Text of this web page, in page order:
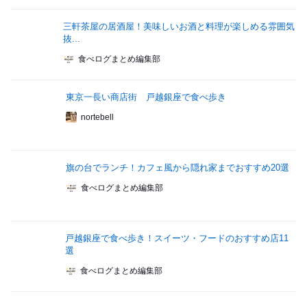
三軒茶屋の居酒屋！美味しいお酒と料理が楽しめる雰囲気
抜...
食べログまとめ編集部
東京一長い商店街 戸越銀座で食べ歩き
nortebell
旗の台でランチ！カフェ風から隠れ家までおすすめ20選
食べログまとめ編集部
戸越銀座で食べ歩き！スイーツ・フードのおすすめ店11
選
食べログまとめ編集部